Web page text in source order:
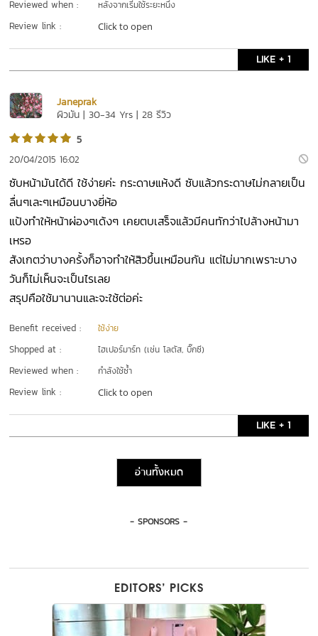
Reviewed when : หลังจากเริ่มใช้ระยะหนึ่ง
Review link : Click to open
LIKE + 1
Janeprak
ผิวมัน | 30-34 Yrs | 28 รีวิว
5
20/04/2015 16:02
ซับหน้ามันได้ดี ใช้ง่ายค่ะ กระดาษแห้งดี ซับแล้วกระดาษไม่กลายเป็น
ลื่นๆเละๆเหมือนบางยี่ห้อ
แป้งทำให้หน้าผ่องๆเด้งๆ เคยตบเสร็จแล้วมีคนทักว่าไปล้างหน้ามา
เหรอ
สังเกตว่าบางครั้งก็อาจทำให้สิวขึ้นเหมือนกัน แต่ไม่มากเพราะบาง
วันก็ไม่เห็นจะเป็นไรเลย
สรุปคือใช้มานานและจะใช้ต่อค่ะ
Benefit received : ใช้ง่าย
Shopped at : ไฮเปอร์มาร์ท (เช่น โลตัส, บิ๊กซี)
Reviewed when : กำลังใช้ซ้ำ
Review link : Click to open
LIKE + 1
อ่านทั้งหมด
- SPONSORS -
EDITORS’ PICKS